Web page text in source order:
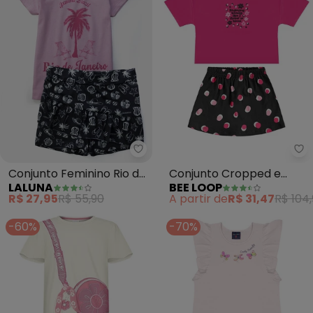
Laluna - Conjunto Feminino Rio
Conjunto Feminino Rio de
Janeiro (Rosa)
LALUNA
R$ 27,95R$ 55,90
Conjunto Cropped e
Short-Saia (Rosa)
BEE LOOP
A partir deR$ 31,47R$
-60%
-70%